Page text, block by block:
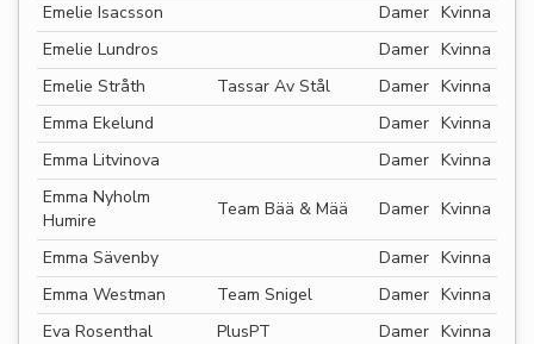
Emelie Isacsson
Damer Kvinna
Emelie Lundros
Damer Kvinna
Emelie Stråth
Tassar Av Stål Damer Kvinna
Emma Ekelund
Damer Kvinna
Emma Litvinova
Damer Kvinna
Emma Nyholm
Humire
Team Bää & Mää Damer Kvinna
Emma Sävenby Damer Kvinna
Emma Westman
Team Snigel Damer Kvinna
Eva Rosenthal
PlusPT Damer Kvinna